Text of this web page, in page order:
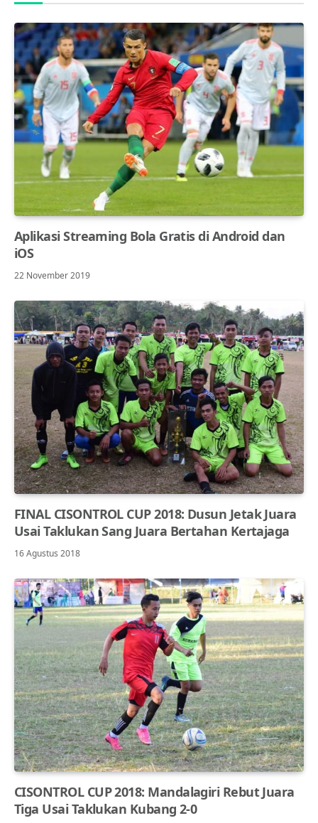
Aplikasi Streaming Bola Gratis di Android dan
iOS
22 November 2019
FINAL CISONTROL CUP 2018: Dusun Jetak Juara
Usai Taklukan Sang Juara Bertahan Kertajaga
16 Agustus 2018
CISONTROL CUP 2018: Mandalagiri Rebut Juara
Tiga Usai Taklukan Kubang 2-0